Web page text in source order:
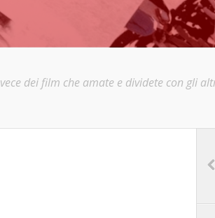
dei film che amate e dividete con gli